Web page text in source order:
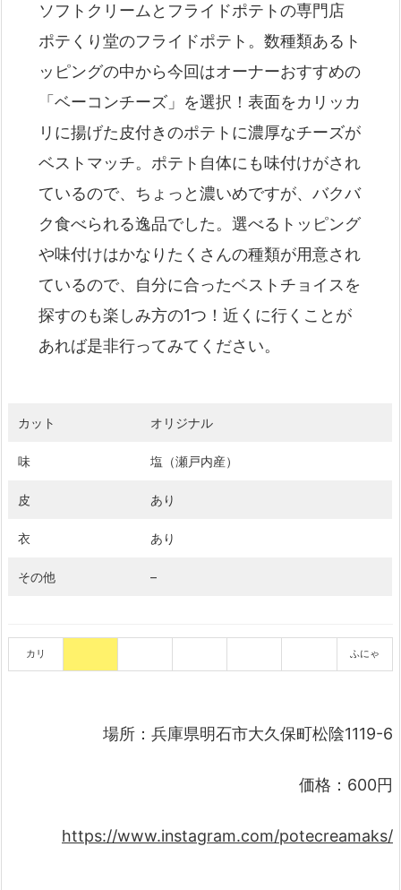
ソフトクリームとフライドポテトの専門店
ポテくり堂のフライドポテト。数種類あるト
ッピングの中から今回はオーナーおすすめの
「ベーコンチーズ」を選択！表面をカリッカ
リに揚げた皮付きのポテトに濃厚なチーズが
ベストマッチ。ポテト自体にも味付けがされ
ているので、ちょっと濃いめですが、バクバ
ク食べられる逸品でした。選べるトッピング
や味付けはかなりたくさんの種類が用意され
ているので、自分に合ったベストチョイスを
探すのも楽しみ方の1つ！近くに行くことが
あれば是非行ってみてください。
カット オリジナル
味 塩（瀬戸内産）
皮 あり
衣 あり
その他 –
カリ ふにゃ
場所：兵庫県明石市大久保町松陰1119-6
価格：600円
https://www.instagram.com/potecreamaks/